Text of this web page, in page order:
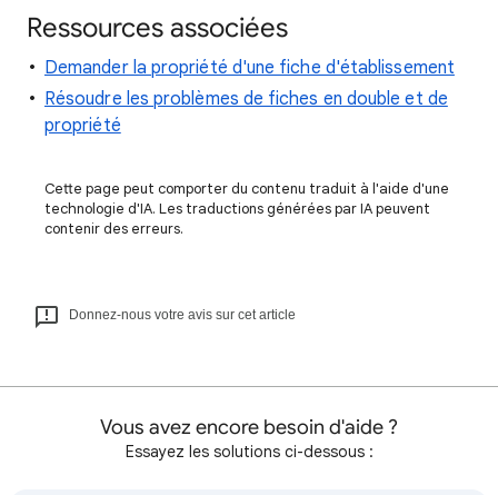
Ressources associées
Demander la propriété d'une fiche d'établissement
Résoudre les problèmes de fiches en double et de
propriété
Cette page peut comporter du contenu traduit à l'aide d'une
technologie d'IA. Les traductions générées par IA peuvent
contenir des erreurs.
Donnez-nous votre avis sur cet article
Vous avez encore besoin d'aide ?
Essayez les solutions ci-dessous :